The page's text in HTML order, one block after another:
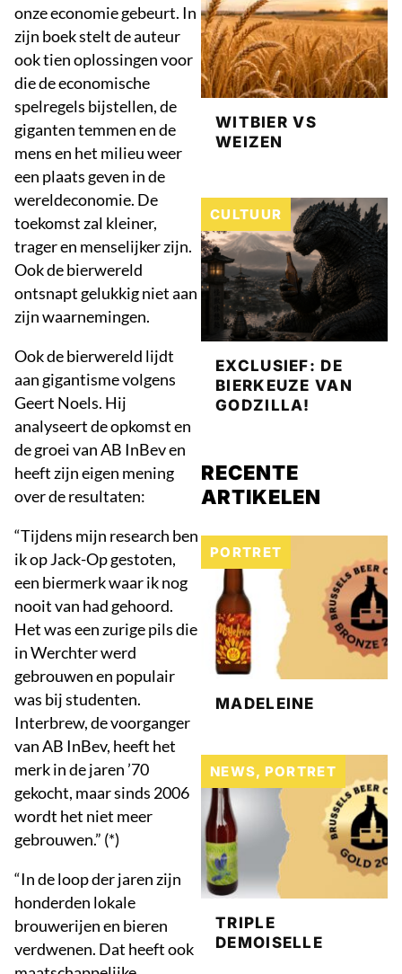
onze economie gebeurt. In
zijn boek stelt de auteur
ook tien oplossingen voor
die de economische
spelregels bijstellen, de
giganten temmen en de
mens en het milieu weer
een plaats geven in de
wereldeconomie. De
toekomst zal kleiner,
trager en menselijker zijn.
Ook de bierwereld
ontsnapt gelukkig niet aan
zijn waarnemingen.
Ook de bierwereld lijdt
aan gigantisme volgens
Geert Noels. Hij
analyseert de opkomst en
de groei van AB InBev en
heeft zijn eigen mening
over de resultaten:
“Tijdens mijn research ben
ik op Jack-Op gestoten,
een biermerk waar ik nog
nooit van had gehoord.
Het was een zurige pils die
in Werchter werd
gebrouwen en populair
was bij studenten.
Interbrew, de voorganger
van AB InBev, heeft het
merk in de jaren ’70
gekocht, maar sinds 2006
wordt het niet meer
gebrouwen.” (*)
“In de loop der jaren zijn
honderden lokale
brouwerijen en bieren
verdwenen. Dat heeft ook
WITBIER VS
WEIZEN
CULTUUR
EXCLUSIEF: DE
BIERKEUZE VAN
GODZILLA!
RECENTE
ARTIKELEN
PORTRET
MADELEINE
NEWS, PORTRET
TRIPLE
DEMOISELLE